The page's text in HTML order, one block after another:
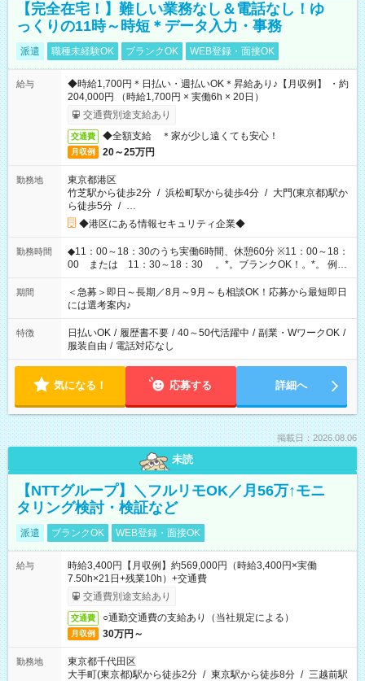
【完全在宅！】難しい業務なし＆電話なし！ゆ
っくりの11時～時短＊データ入力・事務
派遣 職種未経験OK ブランクOK WEB登録・面接OK
給与
◆時給1,700円＊日払い・週払いOK＊昇給あり♪【月収例】 ・約
204,000円 （時給1,700円 × 実働6h × 20日）
交通費別途支給あり
交通費 ◆全額支給 ＊家が少し遠くても安心！
月収例 20～25万円
勤務地
東京都港区
竹芝駅から徒歩2分 / 浜松町駅から徒歩4分 / 大門(東京都)駅か
ら徒歩5分 / …
◆港区にある情報セキュリティ企業◆
勤務時間
◆11：00～18：30のうち実働6時間、休憩60分 ※11：00～18：
00 または 11：30～18：30 。*。ブランクOK！。*。 例え
ば前職が、 在宅/財団法人/事務/コールセンター/受付/販売/カフェ
スタッフ スイーツ販売/ホテルフロント/化粧品販売/など 様々な
業界から入社して活躍されています♪
期間
＜急募＞即日～長期／8月～9月～も相談OK！応募から最短即日
には選考案内♪
特徴 日払いOK / 履歴書不要 / 40～50代活躍中 / 副業・WワークOK /
服装自由 / 電話対応なし
気になる！ 応募する 詳細へ
掲載日：2026.08.06
未読
【NTTグループ】＼フルリモOK／月56万↑モニ
タリング検討・検証など
派遣 ブランクOK WEB登録・面接OK
給与
時給3,400円【月収例】約569,000円（時給3,400円×実働
7.50h×21日+残業10h）+交通費
交通費別途支給あり
交通費 ○通勤交通費の支給あり（当社規定による）
月収例 30万円～
勤務地
東京都千代田区
大手町(東京都)駅から徒歩2分 / 東京駅から徒歩8分 / 三越前駅